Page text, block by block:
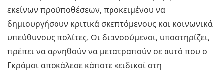
εκείνων προϋποθέσεων, προκειμένου να
δημιουργήσουν κριτικά σκεπτόμενους και κοινωνικά
υπεύθυνους πολίτες. Οι διανοούμενοι, υποστηρίζει,
πρέπει να αρνηθούν να μετατραπούν σε αυτό που ο
Γκράμσι αποκάλεσε κάποτε «ειδικοί στη